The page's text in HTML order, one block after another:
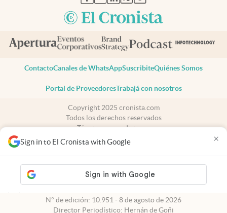
Sign in to El Cronista with Google ×
ContactoCanales de WhatsAppSuscribiteQuiénes Somos
Portal de ProveedoresTrabajá con nosotros
Copyright 2025 cronista.com
Todos los derechos reservados
Términos y condiciones
Privacidad
Consentimiento
cronista.com
es propiedad de El Cronista Comercial S.A Registro de
N° de edición: 10.951 - 8 de agosto de 2026
Director Periodístico: Hernán de Goñi